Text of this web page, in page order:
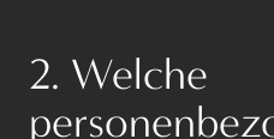
2. Welche